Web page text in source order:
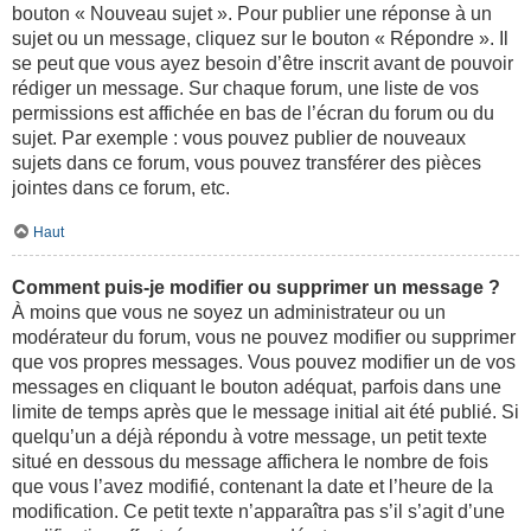
bouton « Nouveau sujet ». Pour publier une réponse à un
sujet ou un message, cliquez sur le bouton « Répondre ». Il
se peut que vous ayez besoin d’être inscrit avant de pouvoir
rédiger un message. Sur chaque forum, une liste de vos
permissions est affichée en bas de l’écran du forum ou du
sujet. Par exemple : vous pouvez publier de nouveaux
sujets dans ce forum, vous pouvez transférer des pièces
jointes dans ce forum, etc.
Haut
Comment puis-je modifier ou supprimer un message ?
À moins que vous ne soyez un administrateur ou un
modérateur du forum, vous ne pouvez modifier ou supprimer
que vos propres messages. Vous pouvez modifier un de vos
messages en cliquant le bouton adéquat, parfois dans une
limite de temps après que le message initial ait été publié. Si
quelqu’un a déjà répondu à votre message, un petit texte
situé en dessous du message affichera le nombre de fois
que vous l’avez modifié, contenant la date et l’heure de la
modification. Ce petit texte n’apparaîtra pas s’il s’agit d’une